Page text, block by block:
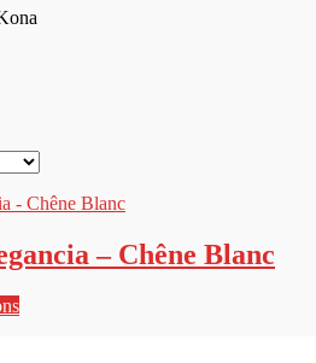
– Chêne Blanc
Ce